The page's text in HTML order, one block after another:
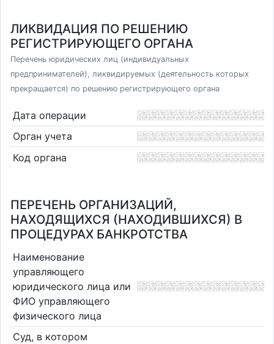
ЛИКВИДАЦИЯ ПО РЕШЕНИЮ
РЕГИСТРИРУЮЩЕГО ОРГАНА
Перечень юридических лиц (индивидуальных
предпринимателей), ликвидируемых (деятельность которых
прекращается) по решению регистрирующего органа
Дата операции
Орган учета
Код органа
ПЕРЕЧЕНЬ ОРГАНИЗАЦИЙ,
НАХОДЯЩИХСЯ (НАХОДИВШИХСЯ) В
ПРОЦЕДУРАХ БАНКРОТСТВА
Наименование
управляющего
юридического лица или
ФИО управляющего
физического лица
Суд, в котором